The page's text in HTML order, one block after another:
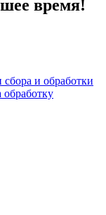
время!
сбора и обработки
обработку